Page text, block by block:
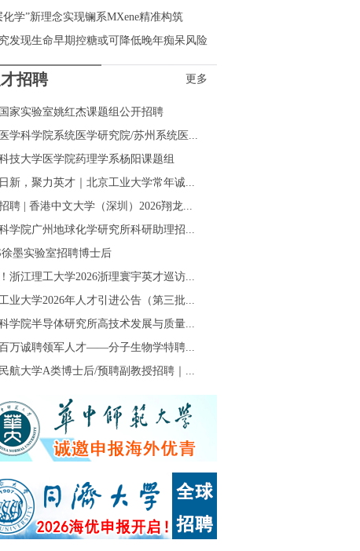
化学”新理念实现镧系MXene精准构筑
发现生命早期控糖或可降低晚年痴呆风险
才招聘 更多
家实验室姚红杰课题组公开招聘
学科学院系统医学研究院/苏州系统医...
技大学医学院药理学系杨阳课题组
新，聚力英才｜北京工业大学常年诚...
聘 | 香港中文大学（深圳）2026翔龙...
学院广州地球化学研究所科研助理招...
墨实验室招聘博士后
浙江理工大学2026浙理寰宇英才巡访...
业大学2026年人才引进公告（第三批...
学院半导体研究所高技术发展与质量...
万诚聘领军人才——分子生物学特聘...
航大学A类博士后/预聘副教授招聘｜...